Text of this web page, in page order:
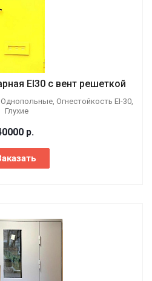
EI30 с вент решеткой
Огнестойкость EI-30,
Глухие
р.